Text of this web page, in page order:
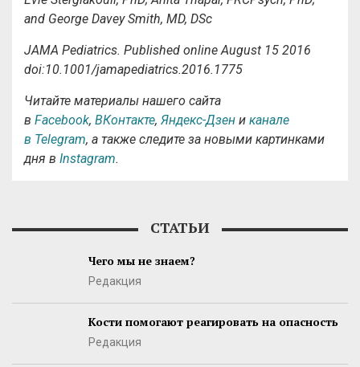
and George Davey Smith, MD, DSc
JAMA Pediatrics. Published online August 15 2016
doi:10.1001/jamapediatrics.2016.1775
Читайте материалы нашего сайта
в Facebook, ВКонтакте, Яндекс-Дзен и канале
в Telegram, а также следите за новыми картинками
дня в Instagram.
СТАТЬИ
Чего мы не знаем?
Редакция
Кости помогают реагировать на опасность
Редакция